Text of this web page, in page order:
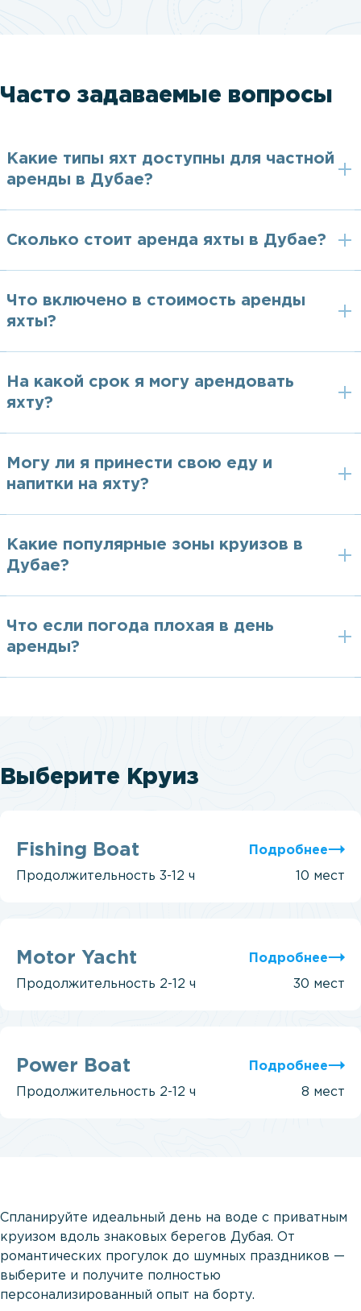
Часто задаваемые вопросы
Какие типы яхт доступны для частной
аренды в Дубае?
Сколько стоит аренда яхты в Дубае?
Что включено в стоимость аренды
яхты?
На какой срок я могу арендовать
яхту?
Могу ли я принести свою еду и
напитки на яхту?
Какие популярные зоны круизов в
Дубае?
Что если погода плохая в день
аренды?
Выберите Круиз
Boat
Fishing Boat Подробнее
Продолжительность 3-12 ч 10 мест
Yacht
Motor Yacht Подробнее
Продолжительность 2-12 ч 30 мест
Boat
Power Boat Подробнее
Продолжительность 2-12 ч 8 мест
Спланируйте идеальный день на воде с приватным
круизом вдоль знаковых берегов Дубая. От
романтических прогулок до шумных праздников —
выберите и получите полностью
персонализированный опыт на борту.